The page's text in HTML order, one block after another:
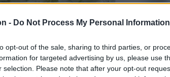
- Do Not Process My Personal Information
opt-out of the sale, sharing to third parties, or
for targeted advertising by us, please use
selection. Please note that after your opt-out